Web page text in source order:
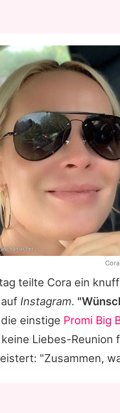
teilte Cora ein
Instagram.
einstige Promi Big
Liebes-Reunion
"Zusammen,